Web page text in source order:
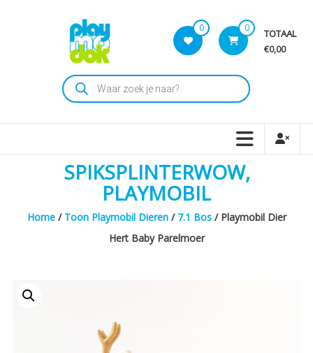
Playmodok
Tweedehands
dromen
voor
iedereen
0 0 TOTAAL
€0,00
Producten
zoeken
SPIKSPLINTERWOW,
PLAYMOBIL
Home/ Toon Playmobil Dieren/ 7.1 Bos/ Playmobil Dier
Hert Baby Parelmoer